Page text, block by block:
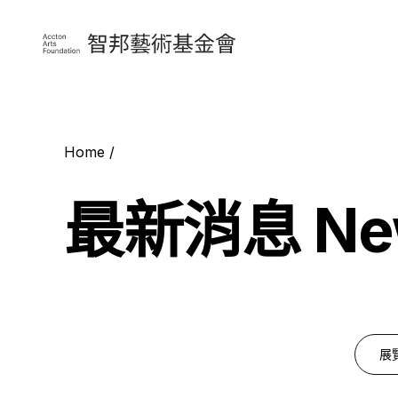
最新消息
藝術人才
Home
最新消息